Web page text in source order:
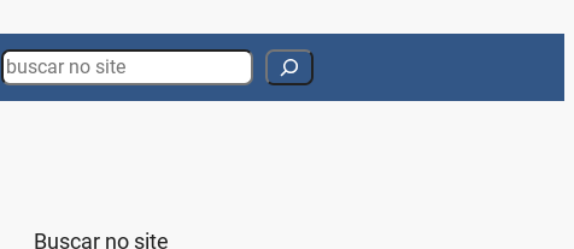
Search
Buscar no site